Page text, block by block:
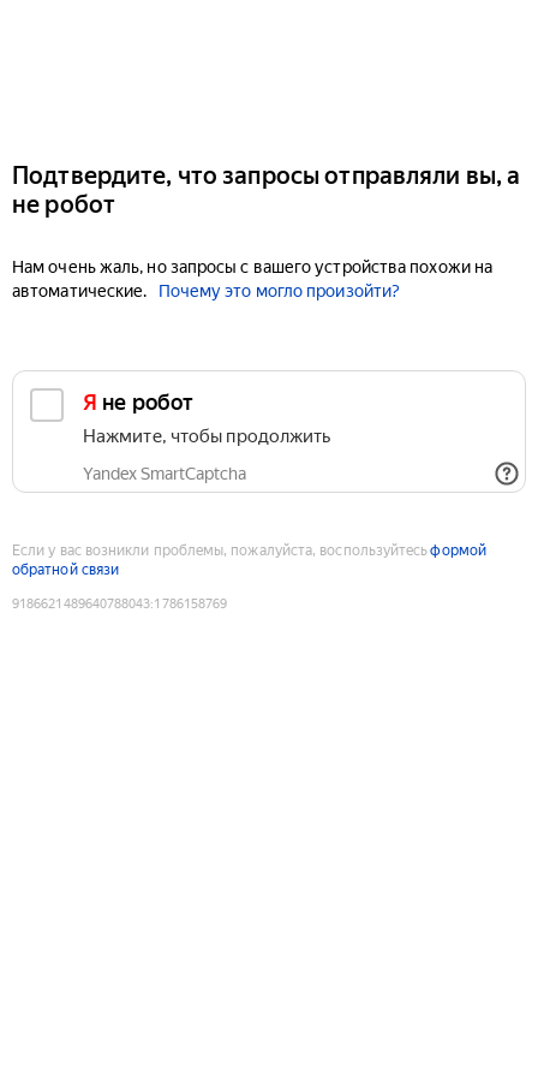
Подтвердите, что запросы отправляли вы, а
не робот
Нам очень жаль, но запросы с вашего устройства похожи на
автоматические.
Почему это могло произойти?
Я не робот
Нажмите, чтобы продолжить
Yandex SmartCaptcha
Если у вас возникли проблемы, пожалуйста, воспользуйтесьформой
обратной связи
9186621489640788043:1786158769